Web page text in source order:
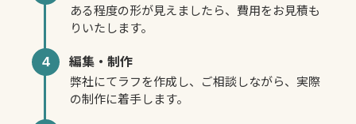
ある程度の形が見えましたら、費用をお見積も
りいたします。
4
編集・制作
弊社にてラフを作成し、ご相談しながら、実際
の制作に着手します。